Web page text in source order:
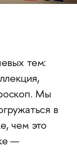
тем:
Мы
в
чем это
—